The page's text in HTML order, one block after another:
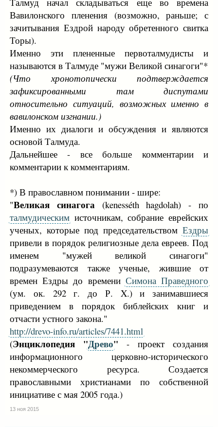
Вавилонского пленения (возможно, раньше; с
зачитывания Ездрой народу обретенного свитка
Торы).
Именно эти плененные первоталмудисты и
называются в Талмуде "мужи Великой синагоги"*
(Что хронотопически подтверждается
зафиксированными там диспутами
относительно ситуаций, возможных именно в
вавилонском изгнании.)
Именно их диалоги и обсуждения и являются
основой Талмуда.
Дальнейшее - все больше комментарии и
комментарии к комментариям.
*) В православном понимании - шире:
"Великая синагога(kenesséth hagdolah) - по
талмудическим источникам, собрание еврейских
ученых, которые под председательством Ездры
привели в порядок религиозные дела евреев. Под
именем "мужей великой синагоги"
подразумеваются также ученые, жившие от
времен Ездры до времени Симона Праведного
(ум. ок. 292 г. до Р. X.) и занимавшиеся
приведением в порядок библейских книг и
отчасти устного закона."
http://drevo-info.ru/articles/7441.html
(Энциклопедия "Древо" - проект создания
информационного церковно-исторического
некоммерческого ресурса. Создается
православными христианами по собственной
инициативе с мая 2005 года.)
13 ноя 2015